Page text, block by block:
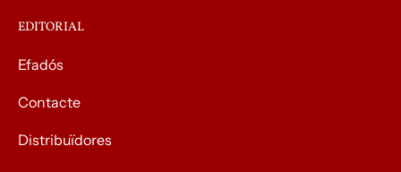
EDITORIAL
Efadós
Contacte
Distribuïdores